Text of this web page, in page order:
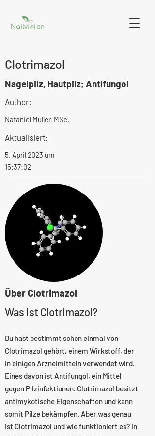
Clotrimazol
Nagelpilz, Hautpilz; Antifungol
Author:
Nataniel Müller, MSc.
Aktualisiert:
5. April 2023 um
15:37:02
Über Clotrimazol
Was ist Clotrimazol?
Du hast bestimmt schon einmal von
Clotrimazol gehört, einem Wirkstoff, der
in einigen Arzneimitteln verwendet wird.
Eines davon ist Antifungol, ein Mittel
gegen Pilzinfektionen. Clotrimazol besitzt
antimykotische Eigenschaften und kann
somit Pilze bekämpfen. Aber was genau
ist Clotrimazol und wie funktioniert es? In